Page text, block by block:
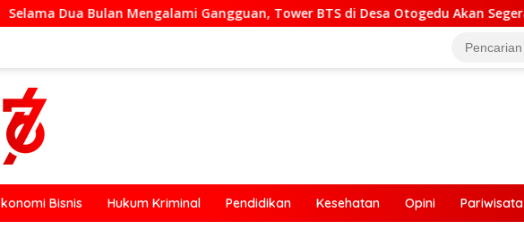
Mengalami Gangguan, Tower BTS di Desa Otogedu Akan Segera Diperbaiki
Bisnis Hukum Kriminal Pendidikan Kesehatan Opini Pariwisata